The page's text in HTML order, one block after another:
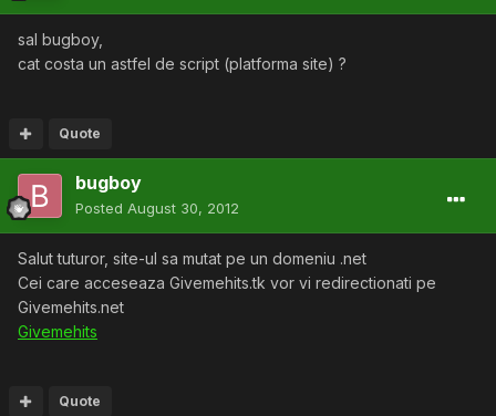
sal bugboy,
cat costa un astfel de script (platforma site) ?
Quote
bugboy
Posted August 30, 2012
Salut tuturor, site-ul sa mutat pe un domeniu .net
Cei care acceseaza Givemehits.tk vor vi redirectionati pe
Givemehits.net
Givemehits
Quote